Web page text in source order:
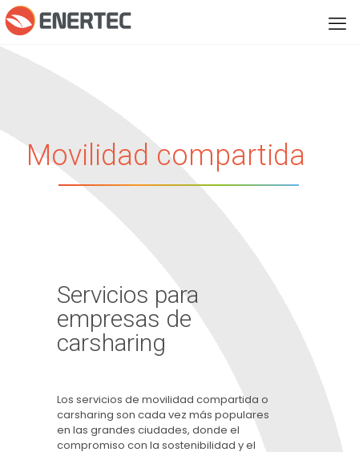
Movilidad compartida
Servicios para
empresas de
carsharing
Los servicios de movilidad compartida o
carsharing son cada vez más populares
en las grandes ciudades, donde el
compromiso con la sostenibilidad y el